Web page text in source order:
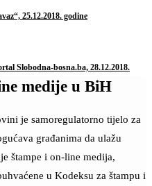
25.12.2018. godine
Slobodna-bosna.ba, 28.12.2018.
medije u BiH
je samoregulatorno tijelo za
građanima da ulažu
štampe i on-line medija,
u Kodeksu za štampu i